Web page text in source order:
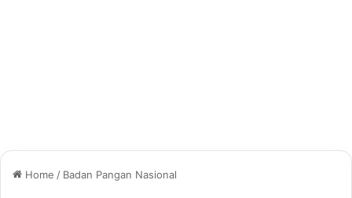
Home / Badan Pangan Nasional